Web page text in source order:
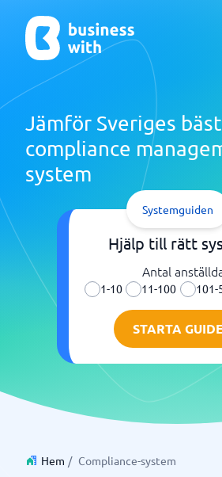
Jämför Sveriges
compliance
system
Hjälp till rätt
Antal
1-10 11-100 101-
STARTA
Systemguiden
Hem / Compliance-system